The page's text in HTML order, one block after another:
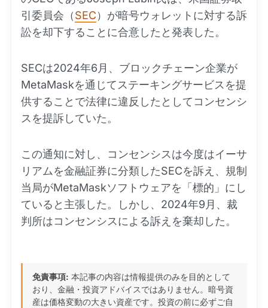
引委員会（SEC）が暗号ウォレットに対する訴
訟を却下することに合意したと発表した。
SECは2024年6月、ブロックチェーン企業が
MetaMaskを通じてステーキングサービスを提
供することで法律に違反したとしてコンセンシ
スを提訴していた。
この通知に対し、コンセンシスは今度はイーサ
リアムを金融証券に分類したSECを訴え、規制
当局がMetaMaskソフトウェアを「標的」にし
ていると主張した。しかし、2024年9月、裁
判所はコンセンシスによる訴えを棄却した。
免責事項: 本記事の内容は情報提供のみを目的として
おり、金融・投資アドバイスではありません。暗号資
産は価格変動の大きい資産です。投資の前に必ずご自